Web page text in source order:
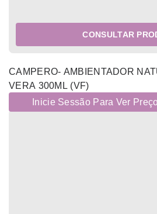
CONSULTAR
CAMPERO- AMBIENTADOR
VERA 300ML (VF)
Inicie Sessão Para Ver